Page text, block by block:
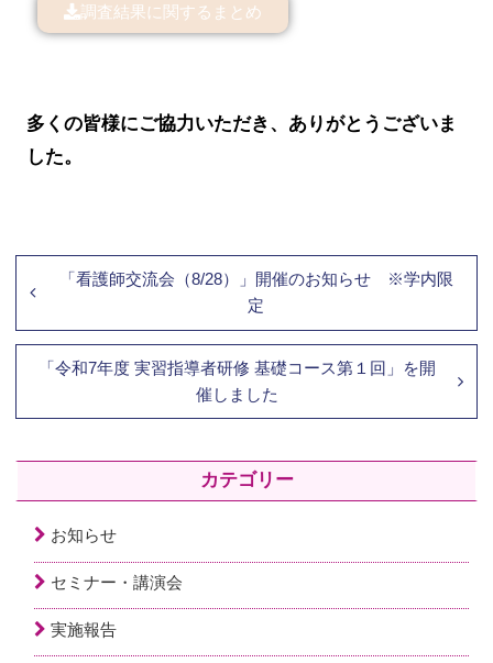
調査結果に関するまとめ
多くの皆様にご協力いただき、ありがとうございま
した。
「看護師交流会（8/28）」開催のお知らせ ※学内限
定
「令和7年度 実習指導者研修 基礎コース第１回」を開
催しました
カテゴリー
お知らせ
セミナー・講演会
実施報告